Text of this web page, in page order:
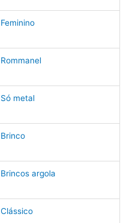
Feminino
Rommanel
Só metal
Brinco
Brincos argola
Clássico